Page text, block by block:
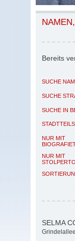
Bereits
SUCHE
SUCHE
SUCHE IN
NUR MIT
NUR MIT
SELMA